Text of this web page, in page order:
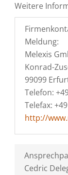
Weitere
Meldung:
Melexis
Konrad-
99099
Telefon:
Telefax:
http://
Cedric